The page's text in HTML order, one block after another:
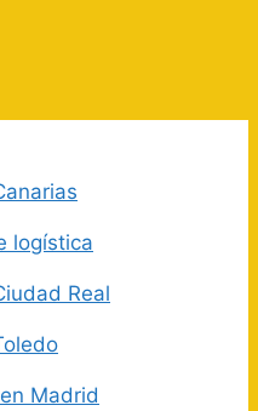
logística
Real
Madrid